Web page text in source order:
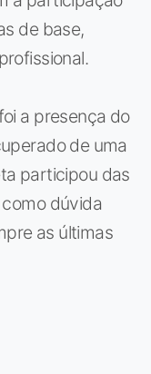
de base,
a presença do
de uma
participou das
dúvida
as últimas